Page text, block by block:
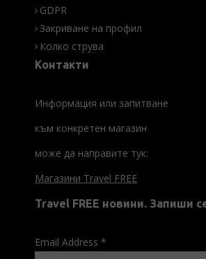
GDPR
Закриване на профил
Колко струва
Контакти
Информация или запитване
към конкретен магазин
може да направите тук:
Магазини Travel FREE
Travel FREE новини. Запиши
Email Address *